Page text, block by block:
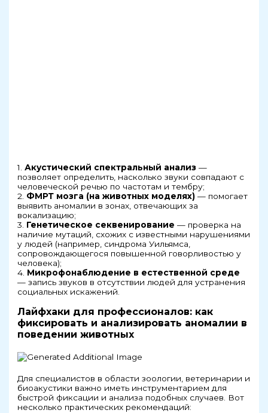
1.Акустический спектральный анализ —
позволяет определить, насколько звуки совпадают с
человеческой речью по частотам и тембру;
2. ФМРТ мозга (на животных моделях) — помогает
выявить аномалии в зонах, отвечающих за
вокализацию;
3. Генетическое секвенирование — проверка на
наличие мутаций, схожих с известными нарушениями
у людей (например, синдрома Уильямса,
сопровождающегося повышенной говорливостью у
человека);
4. Микрофонаблюдение в естественной среде
— запись звуков в отсутствии людей для устранения
социальных искажений.
Лайфхаки для профессионалов: как
фиксировать и анализировать аномалии в
поведении животных
Для специалистов в области зоологии, ветеринарии и
биоакустики важно иметь инструментарием для
быстрой фиксации и анализа подобных случаев. Вот
несколько практических рекомендаций: